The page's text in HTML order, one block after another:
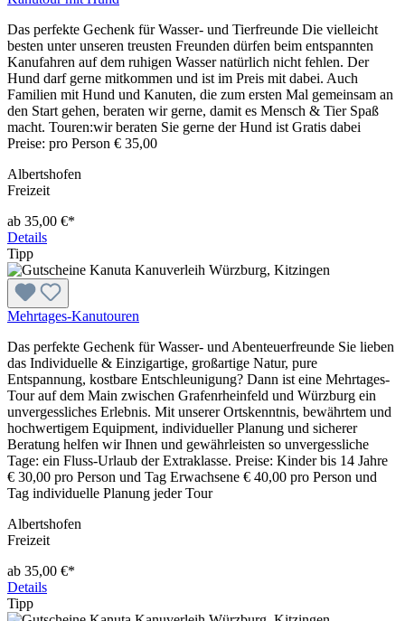
Das perfekte Gechenk für Wasser- und Tierfreunde Die vielleicht
besten unter unseren treusten Freunden dürfen beim entspannten
Kanufahren auf dem ruhigen Wasser natürlich nicht fehlen. Der
Hund darf gerne mitkommen und ist im Preis mit dabei. Auch
Familien mit Hund und Kanuten, die zum ersten Mal gemeinsam an
den Start gehen, beraten wir gerne, damit es Mensch & Tier Spaß
macht. Touren:wir beraten Sie gerne der Hund ist Gratis dabei
Preise: pro Person € 35,00
Albertshofen
Freizeit
ab 35,00 €*
Details
Tipp
Mehrtages-Kanutouren
Das perfekte Gechenk für Wasser- und Abenteuerfreunde Sie lieben
das Individuelle & Einzigartige, großartige Natur, pure
Entspannung, kostbare Entschleunigung? Dann ist eine Mehrtages-
Tour auf dem Main zwischen Grafenrheinfeld und Würzburg ein
unvergessliches Erlebnis. Mit unserer Ortskenntnis, bewährtem und
hochwertigem Equipment, individueller Planung und sicherer
Beratung helfen wir Ihnen und gewährleisten so unvergessliche
Tage: ein Fluss-Urlaub der Extraklasse. Preise: Kinder bis 14 Jahre
€ 30,00 pro Person und Tag Erwachsene € 40,00 pro Person und
Tag individuelle Planung jeder Tour
Albertshofen
Freizeit
ab 35,00 €*
Details
Tipp